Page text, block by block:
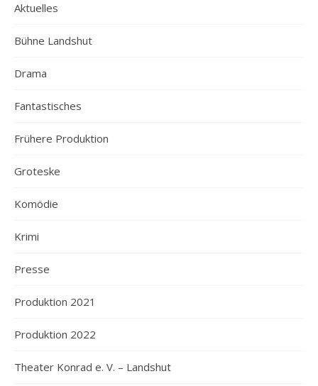
Aktuelles
Bühne Landshut
Drama
Fantastisches
Frühere Produktion
Groteske
Komödie
Krimi
Presse
Produktion 2021
Produktion 2022
Theater Konrad e. V. – Landshut